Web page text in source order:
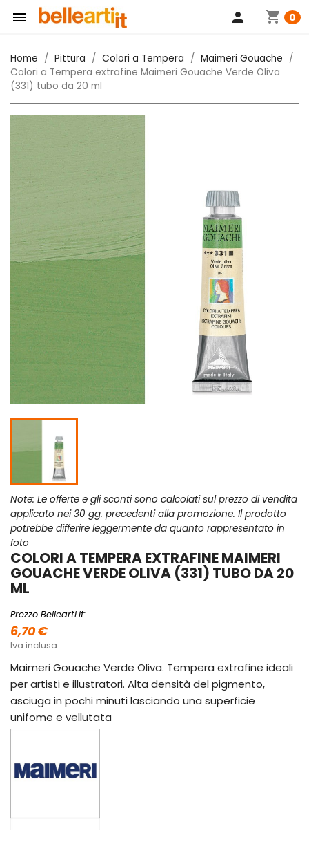
 shopping_cart 0
person
Home Pittura Colori a Tempera
Maimeri Gouache
Colori a Tempera extrafine Maimeri Gouache Verde Oliva
(331) tubo da 20 ml
Note: Le offerte e gli sconti sono calcolati sul prezzo di vendita
applicato nei 30 gg. precedenti alla promozione. Il prodotto
potrebbe differire leggermente da quanto rappresentato in
foto
COLORI A TEMPERA EXTRAFINE MAIMERI
GOUACHE VERDE OLIVA (331) TUBO DA 20
ML
Prezzo Bellearti.it:
6,70 €
Iva inclusa
Maimeri Gouache Verde Oliva. Tempera extrafine ideali
per artisti e illustratori. Alta densità del pigmento,
asciuga in pochi minuti lasciando una superficie
unifome e vellutata